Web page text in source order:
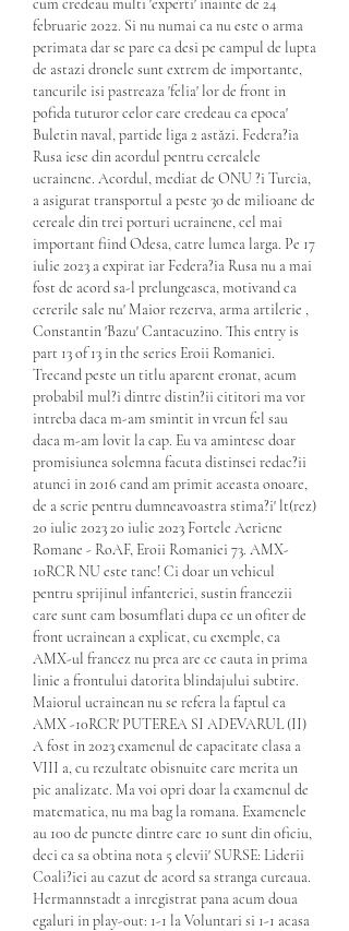
februarie 2022. Si nu numai ca nu este o arma
perimata dar se pare ca desi pe campul de lupta
de astazi dronele sunt extrem de importante,
tancurile isi pastreaza 'felia' lor de front in
pofida tuturor celor care credeau ca epoca'
Buletin naval, partide liga 2 astăzi. Federa?ia
Rusa iese din acordul pentru cerealele
ucrainene. Acordul, mediat de ONU ?i Turcia,
a asigurat transportul a peste 30 de milioane de
cereale din trei porturi ucrainene, cel mai
important fiind Odesa, catre lumea larga. Pe 17
iulie 2023 a expirat iar Federa?ia Rusa nu a mai
fost de acord sa-l prelungeasca, motivand ca
cererile sale nu' Maior rezerva, arma artilerie ,
Constantin 'Bazu' Cantacuzino. This entry is
part 13 of 13 in the series Eroii Romaniei.
Trecand peste un titlu aparent eronat, acum
probabil mul?i dintre distin?ii cititori ma vor
intreba daca m-am smintit in vreun fel sau
daca m-am lovit la cap. Eu va amintesc doar
promisiunea solemna facuta distinsei redac?ii
atunci in 2016 cand am primit aceasta onoare,
de a scrie pentru dumneavoastra stima?i' lt(rez)
20 iulie 2023 20 iulie 2023 Fortele Aeriene
Romane - RoAF, Eroii Romaniei 73. AMX-
10RCR NU este tanc! Ci doar un vehicul
pentru sprijinul infanteriei, sustin francezii
care sunt cam bosumflati dupa ce un ofiter de
front ucrainean a explicat, cu exemple, ca
AMX-ul francez nu prea are ce cauta in prima
linie a frontului datorita blindajului subtire.
Maiorul ucrainean nu se refera la faptul ca
AMX -10RCR' PUTEREA SI ADEVARUL (II)
A fost in 2023 examenul de capacitate clasa a
VIII a, cu rezultate obisnuite care merita un
pic analizate. Ma voi opri doar la examenul de
matematica, nu ma bag la romana. Examenele
au 100 de puncte dintre care 10 sunt din oficiu,
deci ca sa obtina nota 5 elevii' SURSE: Liderii
Coali?iei au cazut de acord sa stranga cureaua.
Hermannstadt a inregistrat pana acum doua
egaluri in play-out: 1-1 la Voluntari si 1-1 acasa